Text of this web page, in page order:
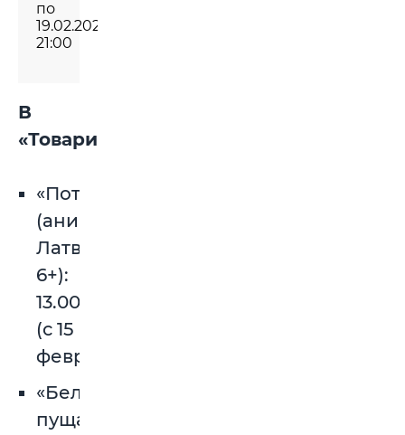
по
19.02.2025
21:00
В
«Товарище»:
«Поток»
(анимация,
Латвия,
6+):
13.00
(с 15
февраля).
«Беловежская
пуща»